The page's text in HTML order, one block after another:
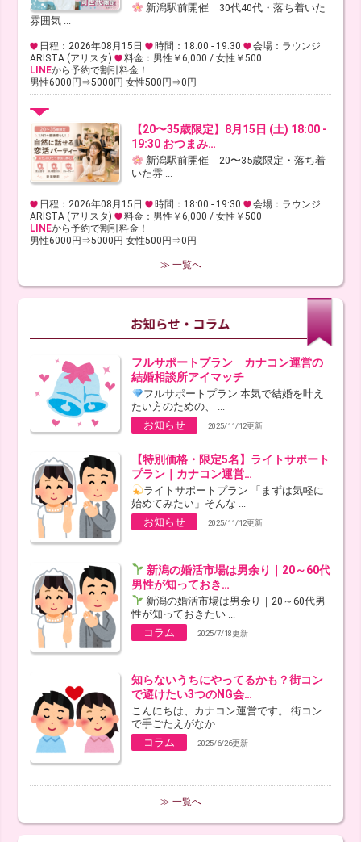
新潟駅前開催｜30代40代・落ち着いた
雰囲気 ...
日程：2026年08月15日 時間：18:00 - 19:30
会場：ラウンジ
ARISTA (アリスタ)
料金：男性￥6,000 / 女性￥500
LINEから予約で割引料金！
男性6000円⇒5000円 女性500円⇒0円
【20〜35歳限定】8月15日 (土) 18:00 -
19:30 おつまみ…
新潟駅前開催｜20〜35歳限定・落ち着
いた雰 ...
日程：2026年08月15日 時間：18:00 - 19:30
会場：ラウンジ
ARISTA (アリスタ)
料金：男性￥6,000 / 女性￥500
LINEから予約で割引料金！
男性6000円⇒5000円 女性500円⇒0円
≫ 一覧へ
フルサポートプラン カナコン運営の
結婚相談所アイマッチ
フルサポートプラン 本気で結婚を叶え
たい方のための、 ...
お知らせ
2025/11/12更新
【特別価格・限定5名】ライトサポート
プラン｜カナコン運営…
ライトサポートプラン 「まずは気軽に
始めてみたい」そんな ...
お知らせ
2025/11/12更新
新潟の婚活市場は男余り｜20～60代
男性が知っておき…
新潟の婚活市場は男余り｜20～60代男
性が知っておきたい ...
コラム
2025/7/18更新
知らないうちにやってるかも？街コン
で避けたい3つのNG会…
こんにちは、カナコン運営です。 街コン
で手ごたえがなか ...
コラム
2025/6/26更新
≫ 一覧へ